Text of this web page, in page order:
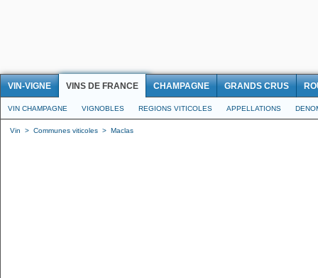
VIN-VIGNE VINS DE FRANCE CHAMPAGNE GRANDS CRUS
VIN CHAMPAGNE VIGNOBLES REGIONS VITICOLES APPELLATIONS
Vin > Communes viticoles > Maclas